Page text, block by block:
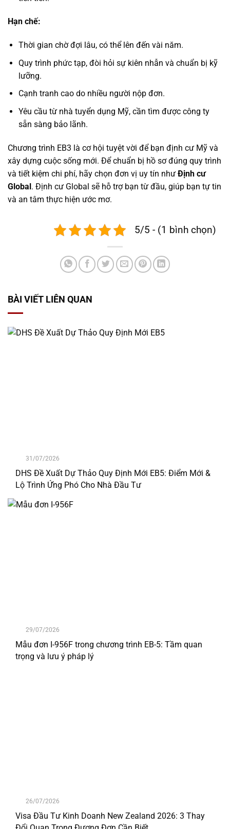
Hạn chế:
Thời gian chờ đợi lâu, có thể lên đến vài năm.
Quy trình phức tạp, đòi hỏi sự kiên nhẫn và chuẩn bị kỹ
lưỡng.
Cạnh tranh cao do nhiều người nộp đơn.
Yêu cầu từ nhà tuyển dụng Mỹ, cần tìm được công ty
sẵn sàng bảo lãnh.
Chương trình EB3 là cơ hội tuyệt vời để bạn định cư Mỹ và
xây dựng cuộc sống mới. Để chuẩn bị hồ sơ đúng quy trình
và tiết kiệm chi phí, hãy chọn đơn vị uy tín như Định cư
Global. Định cư Global sẽ hỗ trợ bạn từ đầu, giúp bạn tự tin
và an tâm thực hiện ước mơ.
5/5 - (1 bình chọn)
BÀI VIẾT LIÊN QUAN
31/07/2026
DHS Đề Xuất Dự Thảo Quy Định Mới EB5: Điểm Mới &
Lộ Trình Ứng Phó Cho Nhà Đầu Tư
29/07/2026
Mẫu đơn I-956F trong chương trình EB-5: Tầm quan
trọng và lưu ý pháp lý
26/07/2026
Visa Đầu Tư Kinh Doanh New Zealand 2026: 3 Thay